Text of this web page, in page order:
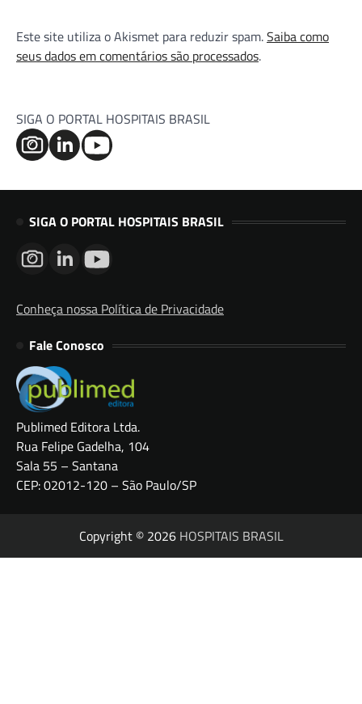
Este site utiliza o Akismet para reduzir spam.Saiba como
seus dados em comentários são processados.
SIGA O PORTAL HOSPITAIS BRASIL
SIGA O PORTAL HOSPITAIS BRASIL
Conheça nossa Política de Privacidade
Fale Conosco
Publimed Editora Ltda.
Rua Felipe Gadelha, 104
Sala 55 – Santana
CEP: 02012-120 – São Paulo/SP
Copyright © 2026 HOSPITAIS BRASIL